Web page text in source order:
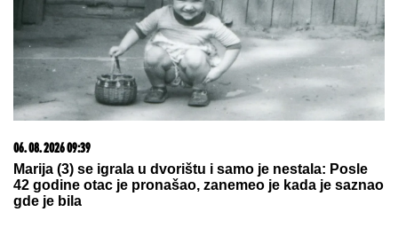
06. 08. 2026 09:39
Marija (3) se igrala u dvorištu i samo je nestala: Posle
42 godine otac je pronašao, zanemeo je kada je saznao
gde je bila